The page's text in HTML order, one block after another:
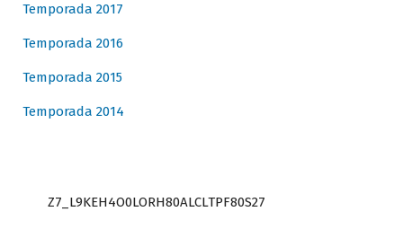
Temporada 2017
Temporada 2016
Temporada 2015
Temporada 2014
Z7_L9KEH4O0LORH80ALCLTPF80S27